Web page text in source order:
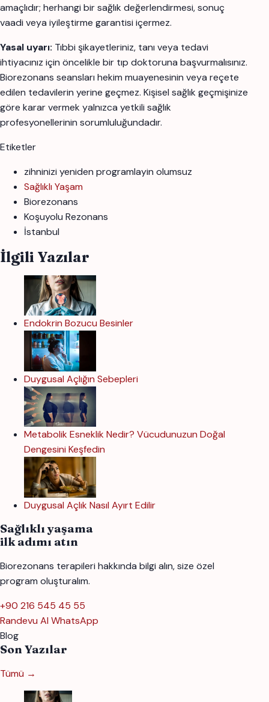
amaçlıdır; herhangi bir sağlık değerlendirmesi, sonuç
vaadi veya iyileştirme garantisi içermez.
Yasal uyarı: Tıbbi şikayetleriniz, tanı veya tedavi
ihtiyacınız için öncelikle bir tıp doktoruna başvurmalısınız.
Biorezonans seansları hekim muayenesinin veya reçete
edilen tedavilerin yerine geçmez. Kişisel sağlık geçmişinize
göre karar vermek yalnızca yetkili sağlık
profesyonellerinin sorumluluğundadır.
Etiketler
zihninizi yeniden programlayin olumsuz
Sağlıklı Yaşam
Biorezonans
Koşuyolu Rezonans
İstanbul
İlgili Yazılar
Endokrin Bozucu Besinler
Duygusal Açlığın Sebepleri
Metabolik Esneklik Nedir? Vücudunuzun Doğal
Dengesini Keşfedin
Duygusal Açlık Nasıl Ayırt Edilir
Sağlıklı yaşama
ilk adımı atın
Biorezonans terapileri hakkında bilgi alın, size özel
program oluşturalım.
+90 216 545 45 55
Randevu Al WhatsApp
Blog
Son Yazılar
Tümü →